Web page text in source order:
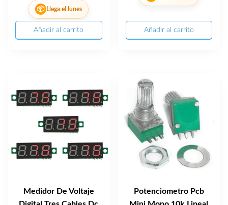
📦 Llega el lunes
Añadir al carrito Añadir al carrito
Medidor De Voltaje
Potenciometro Pcb